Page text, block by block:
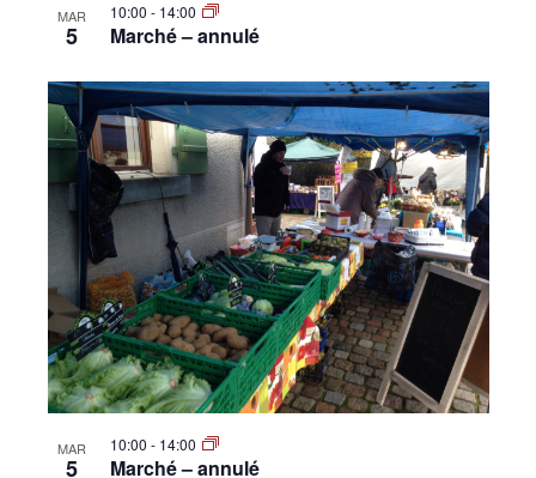
MAR
5
10:00 - 14:00
Marché – annulé
MAR
5
10:00 - 14:00
Marché – annulé